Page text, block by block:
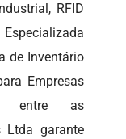
RFID
de Inventário
Empresas
entre as
Ltda garante